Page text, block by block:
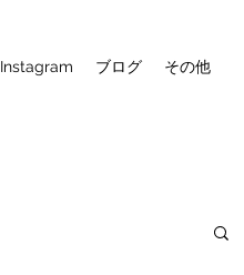
Instagram ブログ その他